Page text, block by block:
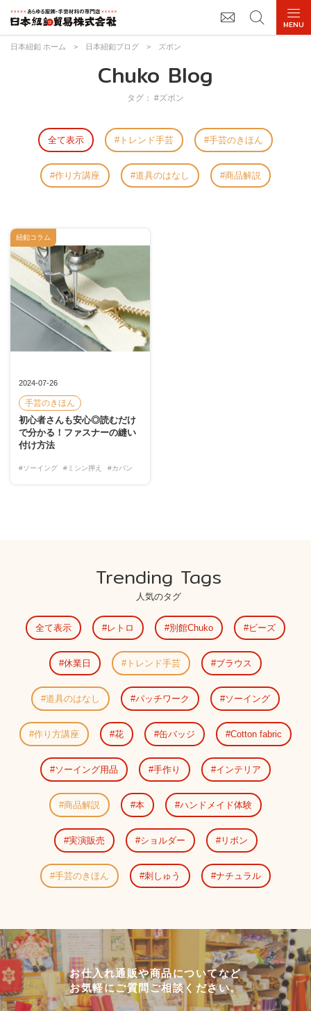
日本紐釦 ホーム > 日本紐釦ブログ > ズボン
Chuko Blog
タグ： #ズボン
全て表示 トレンド手芸 手芸のきほん
作り方講座 道具のはなし 商品解説
2024-07-26
手芸のきほん
初心者さんも安心◎読むだけ
で分かる！ファスナーの縫い
付け方法
#ソーイング #ミシン押え #カバン
紐釦コラム
Trending Tags
人気のタグ
全て表示 レトロ 別館Chuko ビーズ
休業日 トレンド手芸 ブラウス
道具のはなし パッチワーク ソーイング
作り方講座 花 缶バッジ Cotton fabric
ソーイング用品 手作り インテリア
商品解説 本 ハンドメイド体験
実演販売 ショルダー リボン
手芸のきほん 刺しゅう ナチュラル
お仕入れ通販や商品についてなど
お気軽にご質問ご相談ください。